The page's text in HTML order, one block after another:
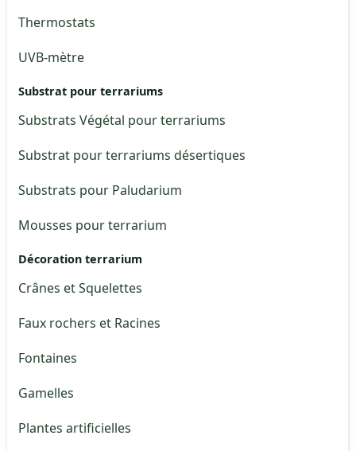
Thermostats
UVB-mètre
Substrat pour terrariums
Substrats Végétal pour terrariums
Substrat pour terrariums désertiques
Substrats pour Paludarium
Mousses pour terrarium
Décoration terrarium
Crânes et Squelettes
Faux rochers et Racines
Fontaines
Gamelles
Plantes artificielles